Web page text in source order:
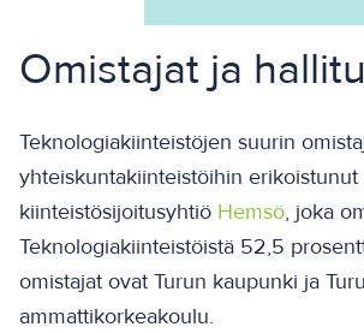
Omistajat ja
Teknologiakiinteistöjen suurin
yhteiskuntakiinteistöihin erikoistunut
kiinteistösijoitusyhtiö Hemsö, joka
Teknologiakiinteistöistä 52,5
omistajat ovat Turun kaupunki ja
ammattikorkeakoulu.